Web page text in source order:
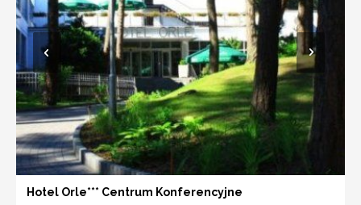
Hotel Orle*** Centrum Konferencyjne